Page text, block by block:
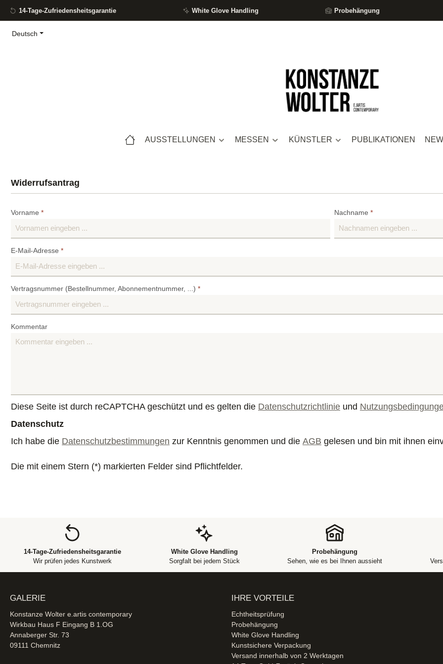
Hauptinhalt springen
Zur Suche springen
Zur Hauptnavigation springen
14-Tage-Zufriedensheitsgarantie White Glove Handling Probehängung
Deutsch
AUSSTELLUNGEN MESSEN KÜNSTLER PUBLIKATIONEN
Widerrufsantrag
Vorname * Nachname *
E-Mail-Adresse *
Vertragsnummer (Bestellnummer, Abonnementnummer, ...) *
Kommentar
Diese Seite ist durch reCAPTCHA geschützt und es gelten die Datenschutzrichtlinie und
Datenschutz
Ich habe die Datenschutzbestimmungen zur Kenntnis genommen und die AGB gelesen und bin mit ihnen
Die mit einem Stern (*) markierten Felder sind Pflichtfelder.
14-Tage-Zufriedensheitsgarantie
Wir prüfen jedes Kunstwerk
White Glove Handling
Sorgfalt bei jedem Stück
Probehängung
Sehen, wie es bei Ihnen aussieht
GALERIE
Konstanze Wolter e.artis contemporary
Wirkbau Haus F Eingang B 1.OG
Annaberger Str. 73
09111 Chemnitz
IHRE VORTEILE
Echtheitsprüfung
Probehängung
White Glove Handling
Kunstsichere Verpackung
Versand innerhalb von 2 Werktagen